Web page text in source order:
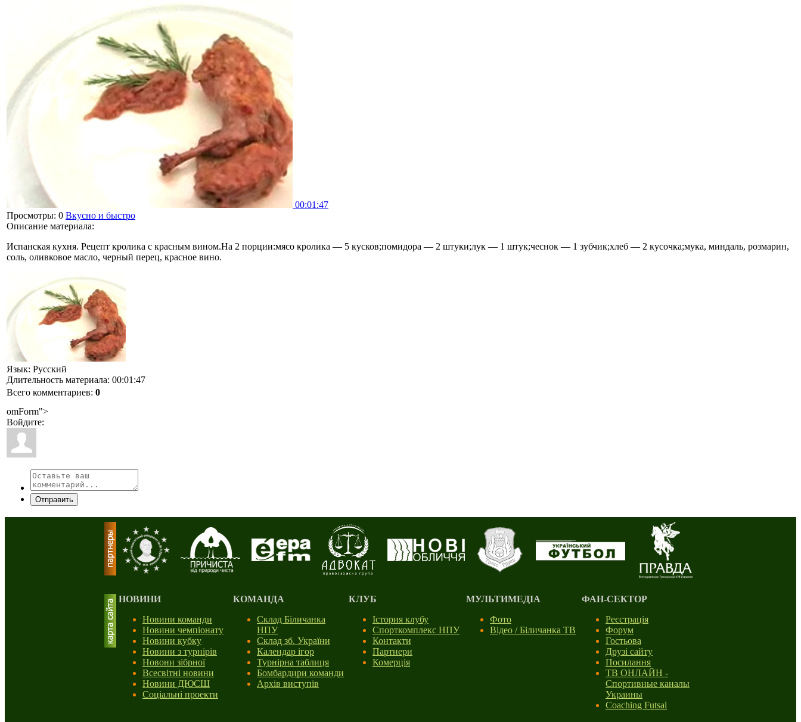
00:01:47
Просмотры: 0 Вкусно и быстро
Описание материала:
Испанская кухня. Рецепт кролика с красным вином.На 2 порции:мясо кролика — 5 кусков;помидора — 2 штуки;лук — 1 штук;чеснок — 1 зубчик;хлеб — 2 кусочка;мука, миндаль, розмарин,
соль, оливковое масло, черный перец, красное вино.
Язык: Русский
Длительность материала: 00:01:47
Всего комментариев: 0
omForm">
Войдите:
Отправить
НОВИНИ
Новини команди
Новини чемпіонату
Новини кубку
Новини з турнірів
Новони зібрної
Всесвітні новини
Новини ДЮСШ
Соціальні проекти
КОМАНДА
Склад Біличанка
НПУ
Склад зб. України
Календар ігор
Турнірна таблиця
Бомбардири команди
Архів виступів
КЛУБ
Істория клубу
Спорткомплекс НПУ
Контакти
Партнери
Комерція
МУЛЬТИМЕДІА
Фото
Відео / Біличанка ТВ
ФАН-СЕКТОР
Реєстрація
Форум
Гостьова
Друзі сайту
Посилання
ТВ ОНЛАЙН -
Спортивные каналы
Украины
Coaching Futsal